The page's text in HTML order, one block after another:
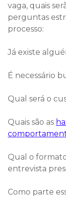
vaga, quais
perguntas
processo:
Já existe
É necessário
Qual será o
Quais são as
Qual o
entrevista
Como parte